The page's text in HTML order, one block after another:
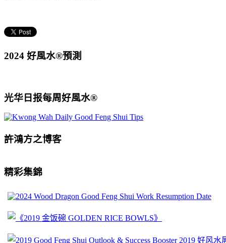
2024 好風水®預測
光华日报每周好風水®
許鴻方之博客
精彩集錦